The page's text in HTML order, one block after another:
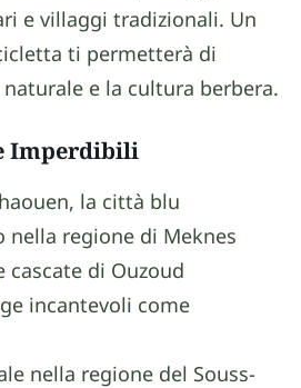
e villaggi tradizionali. Un
ti permetterà di
e la cultura berbera.
Imperdibili
la città blu
nella regione di Meknes
cascate di Ouzoud
incantevoli come
nella regione del Souss-